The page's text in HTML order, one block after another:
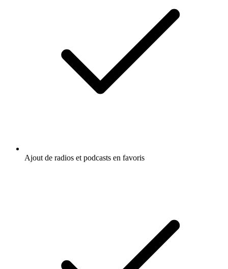
Ajout de radios et podcasts en favoris